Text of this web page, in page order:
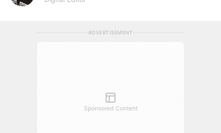
ADVERTISEMENT
Sponsored Content